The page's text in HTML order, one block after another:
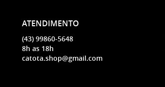
ATENDIMENTO
(43) 99860-5648
8h as 18h
catota.shop@gmail.com